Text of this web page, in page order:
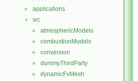
► applications
▼ src
► atmosphericModels
► combustionModels
► conversion
► dummyThirdParty
► dynamicFvMesh